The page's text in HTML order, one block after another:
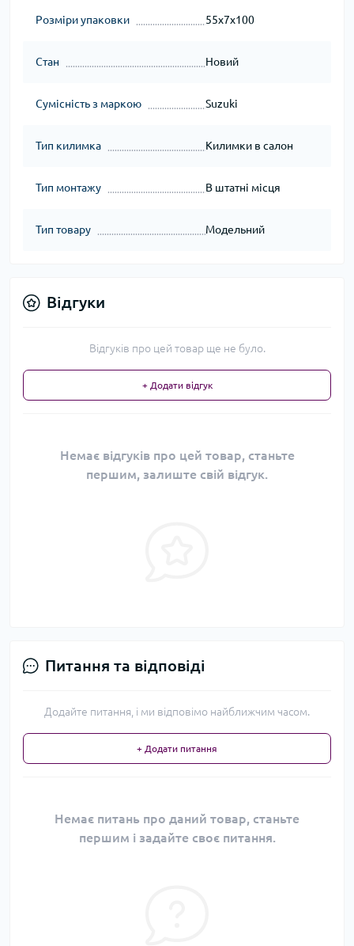
Розміри упаковки 55x7x100
Стан Новий
Сумісність з маркою Suzuki
Тип килимка Килимки в салон
Тип монтажу В штатні місця
Тип товару Модельний
Відгуки
Відгуків про цей товар ще не було.
+ Додати відгук
Немає відгуків про цей товар, станьте
першим, залиште свій відгук.
Питання та відповіді
Додайте питання, і ми відповімо найближчим часом.
+ Додати питання
Немає питань про даний товар, станьте
першим і задайте своє питання.